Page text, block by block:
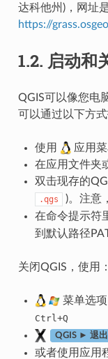
达科他州)，网址是
https://
1.2. 启动和
QGIS可以像您电
可以通过以下方式
使用 应用菜
在应用文件夹
双击现存的
.qgs
)。注意
在命令提示符
到默认路径
关闭QGIS，使用：
菜单选项
Ctrl +Q
QGIS ► 退出
或者使用应用